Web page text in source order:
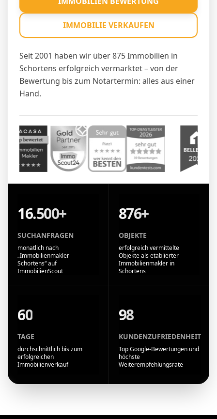
Seit 2001 haben wir über 875 Immobilien in
Schortens erfolgreich vermarktet – von der
Bewertung bis zum Notartermin: alles aus einer
Hand.
IMMOBILIE VERKAUFEN
16.500+
SUCHANFRAGEN
monatlich nach
„Immobilienmakler
Schortens“ auf
ImmobilienScout
876+
OBJEKTE
erfolgreich vermittelte
Objekte als etablierter
Immobilienmakler in
Schortens
60
TAGE
durchschnittlich bis zum
erfolgreichen
Immobilienverkauf
98
KUNDENZUFRIEDENHEIT
Top Google-Bewertungen und
höchste
Weiterempfehlungsrate